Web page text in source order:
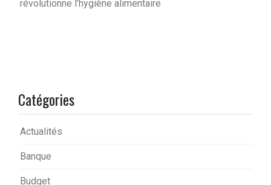
révolutionne l’hygiène alimentaire
Catégories
Actualités
Banque
Budget